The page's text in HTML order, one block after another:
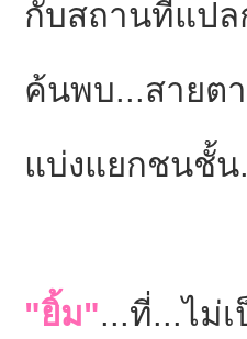
กับสถานที่แป
ค้นพบ...สายต
แบ่งแยกชนชั้น
"ยิ้ม"...ที่...ไม่